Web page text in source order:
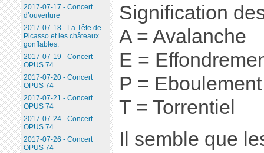
Signification
A = Avalanche
E =
P = Eboulement
T = Torrentiel
Il semble que
2017-07-17 - Concert
d’ouverture
2017-07-18 - La Tête de
Picasso et les châteaux
gonflables.
2017-07-19 - Concert
OPUS 74
2017-07-20 - Concert
OPUS 74
2017-07-21 - Concert
OPUS 74
2017-07-24 - Concert
OPUS 74
2017-07-26 - Concert
OPUS 74